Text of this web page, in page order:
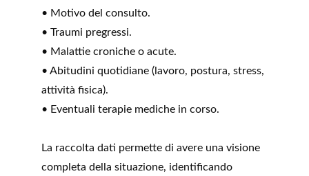
• Motivo del consulto.
• Traumi pregressi.
• Malattie croniche o acute.
• Abitudini quotidiane (lavoro, postura, stress,
attività fisica).
• Eventuali terapie mediche in corso.
La raccolta dati permette di avere una visione
completa della situazione, identificando